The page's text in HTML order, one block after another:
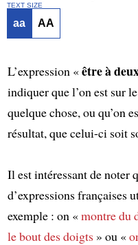
TEXT SIZE
aa AA
L’expression «être à
indiquer que l’on est sur
quelque chose, ou qu’on
résultat, que celui-ci soit
Il est intéressant de noter
d’expressions françaises
exemple : on «montre du
le bout des doigts» ou «